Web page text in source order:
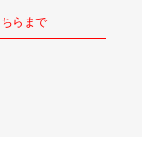
らまで